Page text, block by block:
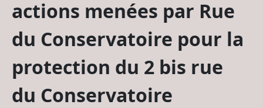
actions menées par Rue
du Conservatoire pour la
protection du 2 bis rue
du Conservatoire